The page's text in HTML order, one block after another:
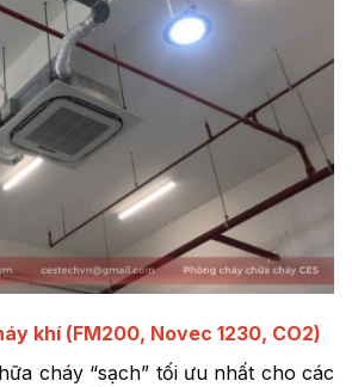
khí (FM200, Novec 1230, CO2)
cháy “sạch” tối ưu nhất cho các